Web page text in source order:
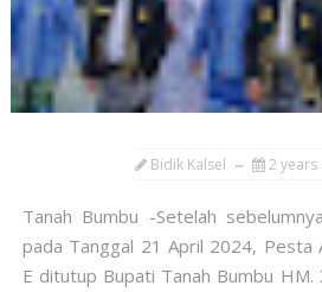
Bidik Kalsel 2 years
Tanah Bumbu -Setelah
pada Tanggal 21 April 2024, Pesta
E ditutup Bupati Tanah Bumbu HM.